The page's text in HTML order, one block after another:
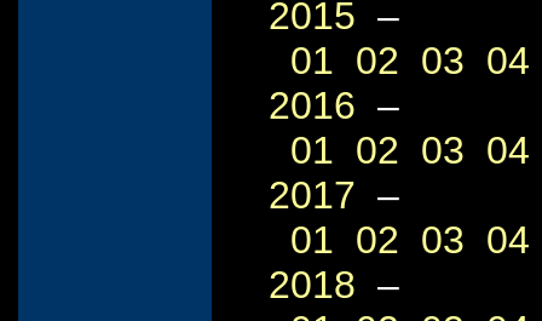
2015 –
01 02 03 04
2016 –
01 02 03 04
2017 –
01 02 03 04
2018 –